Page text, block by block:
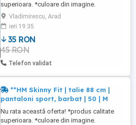
superioara. *culoare din imagine.
*material din imagine. ***stare buna.
produs utilizat. NU FAC SCHIMBURI
Vladimirescu, Arad
ieri 19:35
35 RON
45 RON
Telefon validat
**HM Skinny Fit | talie 88 cm |
pantaloni sport, barbat | 50 | M
Nu rata această oferta! *produs calitate
superioara. *culoare din imagine.